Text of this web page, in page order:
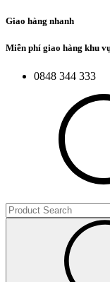
Giao hàng nhanh
Miễn phí giao hàng khu
0848 344 333